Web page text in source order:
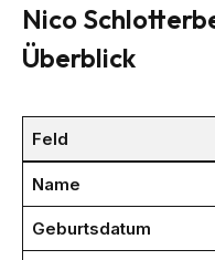
Nico
Überblick
Feld
Name
Geburtsdatum